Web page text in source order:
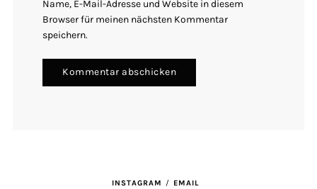
Name, E-Mail-Adresse und Website in diesem
Browser für meinen nächsten Kommentar
speichern.
INSTAGRAM EMAIL